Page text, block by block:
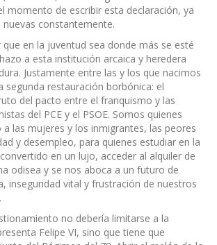
momento de escribir esta declaración, ya
constantemente.
en la juventud sea donde más se esté
a esta institución arcaica y heredera
Justamente entre las y los que nacimos
segunda restauración borbónica: el
del pacto entre el franquismo y las
del PCE y el PSOE. Somos quienes
las mujeres y los inmigrantes, las peores
y desempleo, para quienes estudiar en la
en un lujo, acceder al alquiler de
odisea y se nos aboca a un futuro de
inseguridad vital y frustración de nuestros
no debería limitarse a la
Felipe VI, sino que tiene que